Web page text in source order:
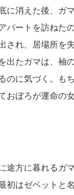
に消えた後、ガ
パートを訪ねた
され、居場所を
出たガマは、袖
のに気づく。も
おぼろが運命の
途方に暮れるガ
初はゼベットと